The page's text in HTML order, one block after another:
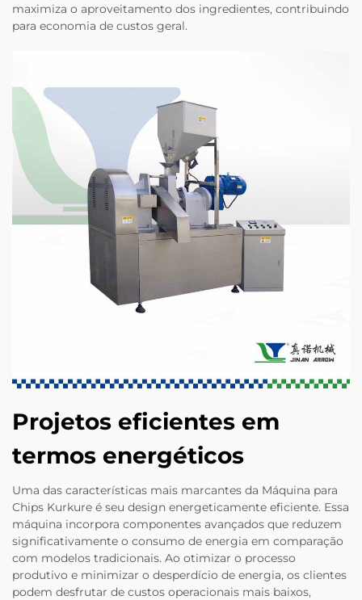
maximiza o aproveitamento dos ingredientes, contribuindo
para economia de custos geral.
Projetos eficientes em
termos energéticos
Uma das características mais marcantes da Máquina para
Chips Kurkure é seu design energeticamente eficiente. Essa
máquina incorpora componentes avançados que reduzem
significativamente o consumo de energia em comparação
com modelos tradicionais. Ao otimizar o processo
produtivo e minimizar o desperdício de energia, os clientes
podem desfrutar de custos operacionais mais baixos,